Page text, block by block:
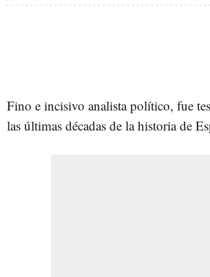
Fino e incisivo analista político, fue
las últimas décadas de la historia de